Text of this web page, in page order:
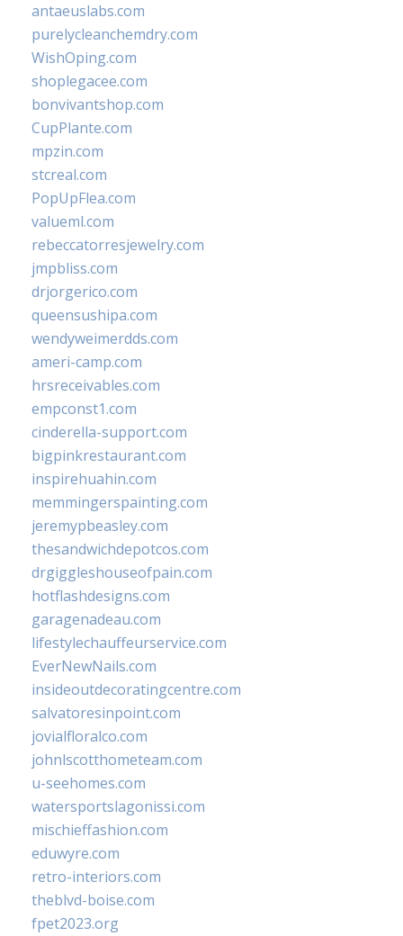
antaeuslabs.com
purelycleanchemdry.com
WishOping.com
shoplegacee.com
bonvivantshop.com
CupPlante.com
mpzin.com
stcreal.com
PopUpFlea.com
valueml.com
rebeccatorresjewelry.com
jmpbliss.com
drjorgerico.com
queensushipa.com
wendyweimerdds.com
ameri-camp.com
hrsreceivables.com
empconst1.com
cinderella-support.com
bigpinkrestaurant.com
inspirehuahin.com
memmingerspainting.com
jeremypbeasley.com
thesandwichdepotcos.com
drgiggleshouseofpain.com
hotflashdesigns.com
garagenadeau.com
lifestylechauffeurservice.com
EverNewNails.com
insideoutdecoratingcentre.com
salvatoresinpoint.com
jovialfloralco.com
johnlscotthometeam.com
u-seehomes.com
watersportslagonissi.com
mischieffashion.com
eduwyre.com
retro-interiors.com
theblvd-boise.com
fpet2023.org